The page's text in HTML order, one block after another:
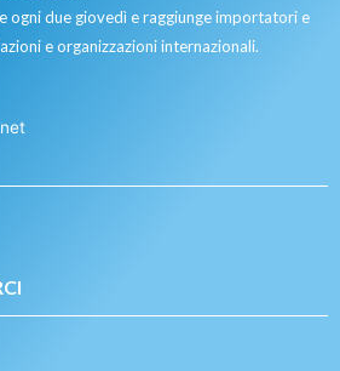
ogni due giovedì e raggiunge importatori e
e organizzazioni internazionali.